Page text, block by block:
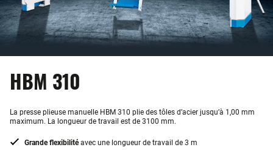
HBM 310
La presse plieuse manuelle HBM 310 plie des tôles d’acier jusqu’à 1,00 mm
maximum. La longueur de travail est de 3100 mm.
Grande flexibilitéavec une longueur de travail de 3 m